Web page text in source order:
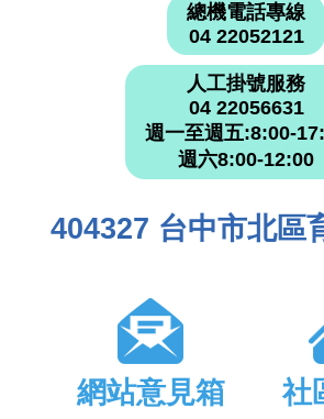
總機電話專線
04 22052121
人工掛號服務
04 22056631
週一至週五:8:00-
週六8:00-12:00
404327 台中市北區
網站意見箱 社